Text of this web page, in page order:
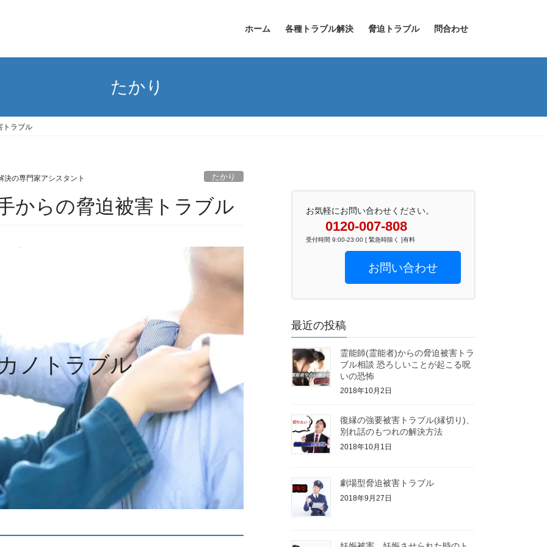
ホーム 各種トラブル解決 脅迫トラブル 問合わせ
たかり
トラブル
決の専門家アシスタント たかり
からの脅迫被害トラブル
ノトラブル
お気軽にお問い合わせください。
0120-007-808
受付時間 9:00-23:00 [ 緊急時除く ]有料
お問い合わせ
最近の投稿
霊能師(霊能者)からの脅迫被害トラ
ブル相談 恐ろしいことが起こる呪
いの恐怖
2018年10月2日
復縁の強要被害トラブル(縁切り)、
別れ話のもつれの解決方法
2018年10月1日
劇場型脅迫被害トラブル
2018年9月27日